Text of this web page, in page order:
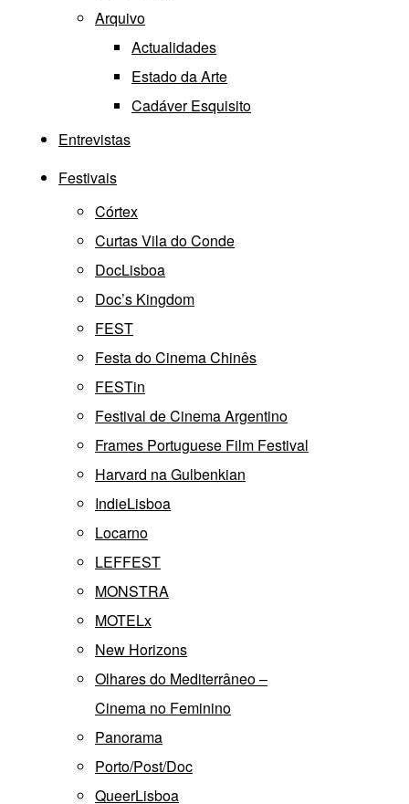
Arquivo
Actualidades
Estado da Arte
Cadáver Esquisito
Entrevistas
Festivais
Córtex
Curtas Vila do Conde
DocLisboa
Doc’s Kingdom
FEST
Festa do Cinema Chinês
FESTin
Festival de Cinema Argentino
Frames Portuguese Film Festival
Harvard na Gulbenkian
IndieLisboa
Locarno
LEFFEST
MONSTRA
MOTELx
New Horizons
Olhares do Mediterrâneo –
Cinema no Feminino
Panorama
Porto/Post/Doc
QueerLisboa